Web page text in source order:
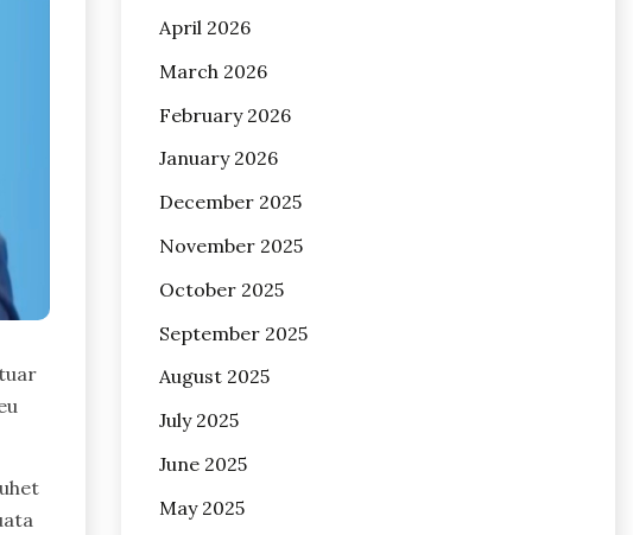
April 2026
March 2026
February 2026
January 2026
December 2025
November 2025
October 2025
September 2025
August 2025
July 2025
June 2025
May 2025